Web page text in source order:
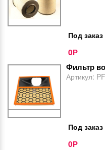
Под заказ
0Р
Фильтр
Артикул:
Под заказ
0Р